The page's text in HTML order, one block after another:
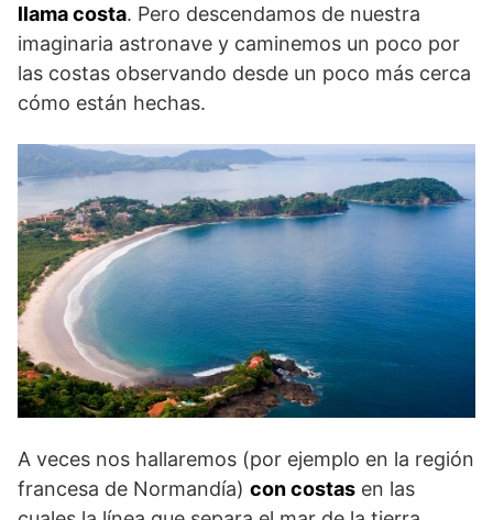
llama costa. Pero descendamos de nuestra
imaginaria astronave y caminemos un poco por
las costas observando desde un poco más cerca
cómo están hechas.
A veces nos hallaremos (por ejemplo en la región
francesa de Normandía) con costas en las